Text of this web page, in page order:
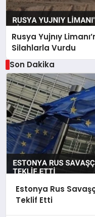
Rusya Yujnıy
Silahlarla Vurdu
Son Dakika
Estonya Rus
Teklif Etti